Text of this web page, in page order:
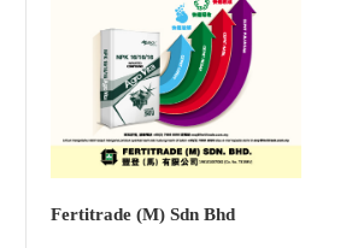
Fertitrade (M) Sdn Bhd